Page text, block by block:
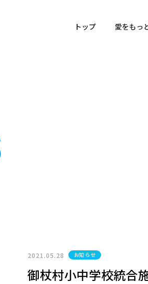
トップ 愛をもっ
2021.05.28 お知らせ
御杖村小中学校統合